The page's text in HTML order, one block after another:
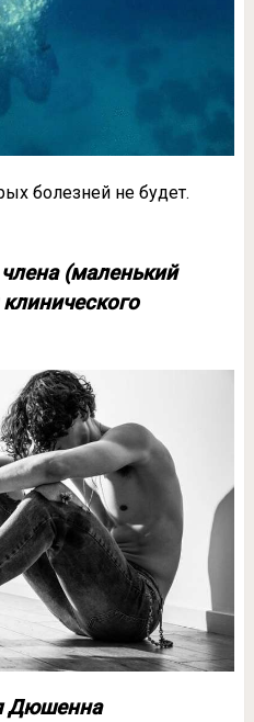
болезней не будет.
(маленький
Дюшенна